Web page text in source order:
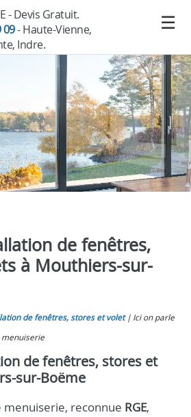
- Devis Gratuit.
09- Haute-Vienne,
Indre.
de fenêtres,
à Mouthiers-sur-
de fenêtres, stores et volet
Ici on parle
menuiserie
de fenêtres, stores et
sur-Boëme
reconnue RGE,